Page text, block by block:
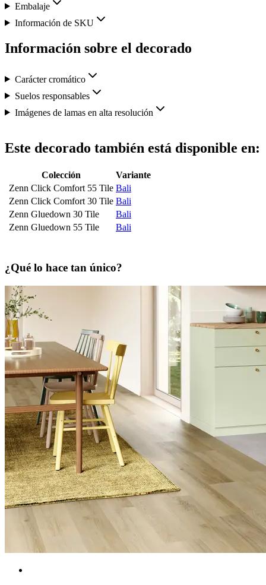
Embalaje
Información de SKU
Información sobre el decorado
Carácter cromático
Suelos responsables
Imágenes de lamas en alta resolución
Este decorado también está disponible en:
Colección
Variante
Zenn Click Comfort 55 Tile Bali
Zenn Click Comfort 30 Tile Bali
Zenn Gluedown 30 Tile
Bali
Zenn Gluedown 55 Tile
Bali
¿Qué lo hace tan único?